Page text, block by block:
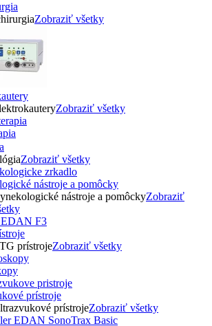
Zobraziť všetky
Zobraziť všetky
Zobraziť všetky
nástroje a pomôcky
nástroje a pomôckyZobraziť
prístrojeZobraziť všetky
prístroje
prístrojeZobraziť všetky